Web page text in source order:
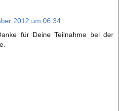
2012 um 06:34
für Deine Teilnahme bei der